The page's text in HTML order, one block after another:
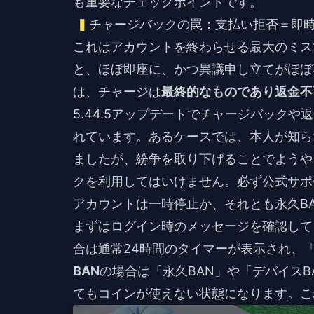
チャージバックの罠：支払い拒否＝即
これはアカウントを終わらせる最大のミ
と、ほぼ即座に、かつ異議申し立てがほ
は、チャージは最終的なものであり返金
5.44.5アップデートでチャージバックや
れています。あるケースでは、本人が知
ましたが、紛争を取り下げることでよう
クを利用してはいけません。必ず公式サ
アカウントは一時停止か、それとも永久
まずはログイン時のメッセージを確認し
合は通常24時間のタイマーが表示され、
BANの場合は「永久BAN」や「デバイス
てもコインが使えない状態になります。